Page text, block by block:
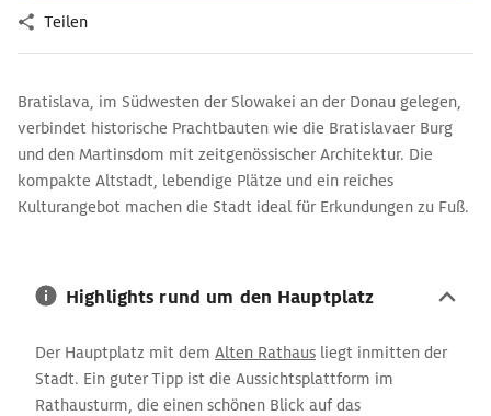
Teilen
Bratislava, im Südwesten der Slowakei an der Donau gelegen,
verbindet historische Prachtbauten wie die Bratislavaer Burg
und den Martinsdom mit zeitgenössischer Architektur. Die
kompakte Altstadt, lebendige Plätze und ein reiches
Kulturangebot machen die Stadt ideal für Erkundungen zu Fuß.
Highlights rund um den Hauptplatz
Der Hauptplatz mit dem Alten Rathaus liegt inmitten der
Stadt. Ein guter Tipp ist die Aussichtsplattform im
Rathausturm, die einen schönen Blick auf das